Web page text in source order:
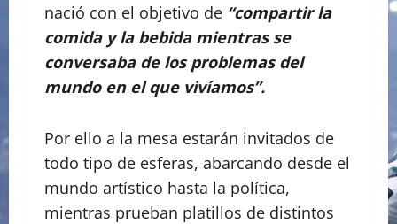
nació con el objetivo de “compartir la
comida y la bebida mientras se
conversaba de los problemas del
mundo en el que vivíamos”.
Por ello a la mesa estarán invitados de
todo tipo de esferas, abarcando desde el
mundo artístico hasta la política,
mientras prueban platillos de distintos